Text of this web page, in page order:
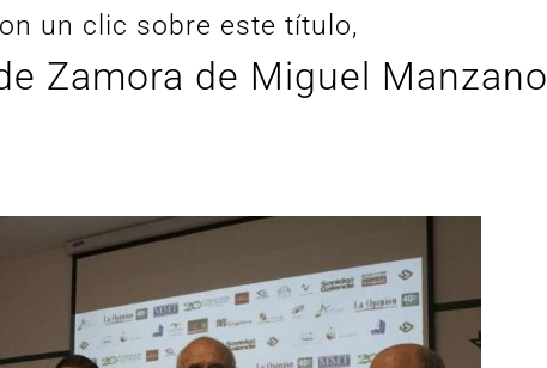
un clic sobre este título,
Zamora de Miguel Manzano